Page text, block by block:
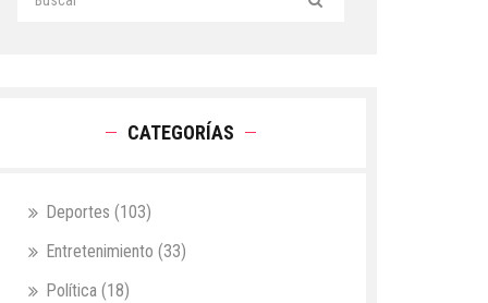
CATEGORÍAS
Deportes (103)
Entretenimiento (33)
Política (18)